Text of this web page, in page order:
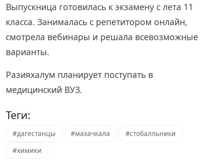
Выпускница готовилась к экзамену с лета 11
класса. Занималась с репетитором онлайн,
смотрела вебинары и решала всевозможные
варианты.
Разияхалум планирует поступать в
медицинский ВУЗ.
Теги:
#дагестанцы #махачкала
#стобалльники
#химики